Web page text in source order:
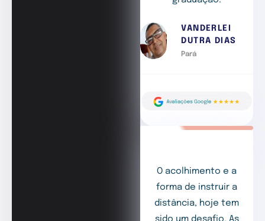
VANDERLEI
DUTRA DIAS
Pará
O acolhimento e a
forma de instruir a
distância, hoje tem